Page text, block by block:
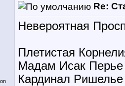
Re:
Невероятная
Плетистая
Мадам Исак Перье
Кардинал Ришелье